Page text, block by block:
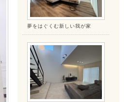
夢をはぐくむ新しい我が家